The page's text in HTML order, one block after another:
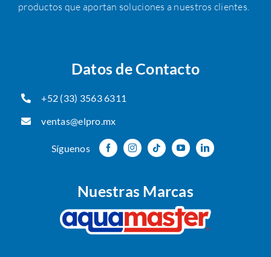
productos que aportan soluciones a nuestros clientes.
Datos de Contacto
+52 (33) 3563 6311
ventas@elpro.mx
Síguenos
Nuestras Marcas